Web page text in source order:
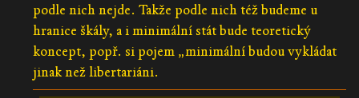
podle nich nejde. Takže podle nich též budeme u
hranice škály, a i minimální stát bude teoretický
koncept, popř. si pojem „minimální budou vykládat
jinak než libertariáni.